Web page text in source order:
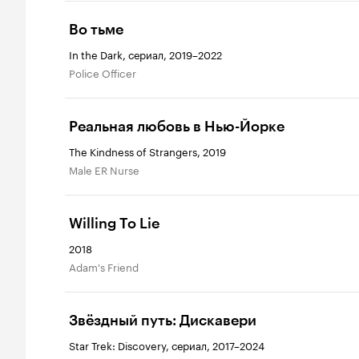
Во тьме
In the Dark, сериал, 2019–2022
Police Officer
Реальная любовь в Нью-Йорке
The Kindness of Strangers, 2019
Male ER Nurse
Willing To Lie
2018
Adam's Friend
Звёздный путь: Дискавери
Star Trek: Discovery, сериал, 2017–2024